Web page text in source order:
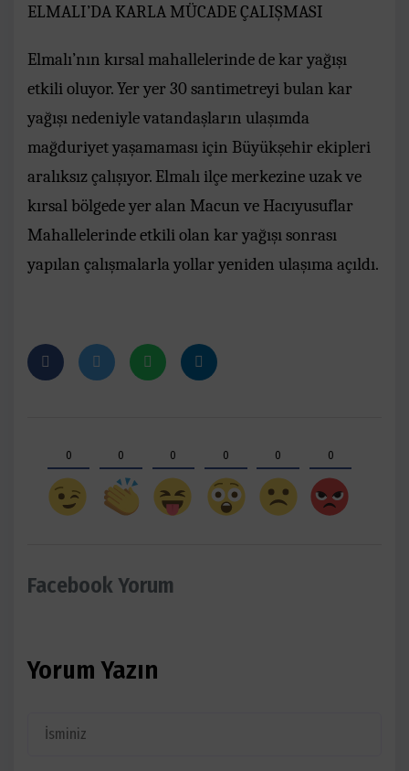
ELMALI’DA KARLA MÜCADE ÇALIŞMASI
Elmalı’nın kırsal mahallelerinde de kar yağışı
etkili oluyor. Yer yer 30 santimetreyi bulan kar
yağışı nedeniyle vatandaşların ulaşımda
mağduriyet yaşamaması için Büyükşehir ekipleri
aralıksız çalışıyor. Elmalı ilçe merkezine uzak ve
kırsal bölgede yer alan Macun ve Hacıyusuflar
Mahallelerinde etkili olan kar yağışı sonrası
yapılan çalışmalarla yollar yeniden ulaşıma açıldı.
0 0 0 0 0 0
Facebook Yorum
Yorum Yazın